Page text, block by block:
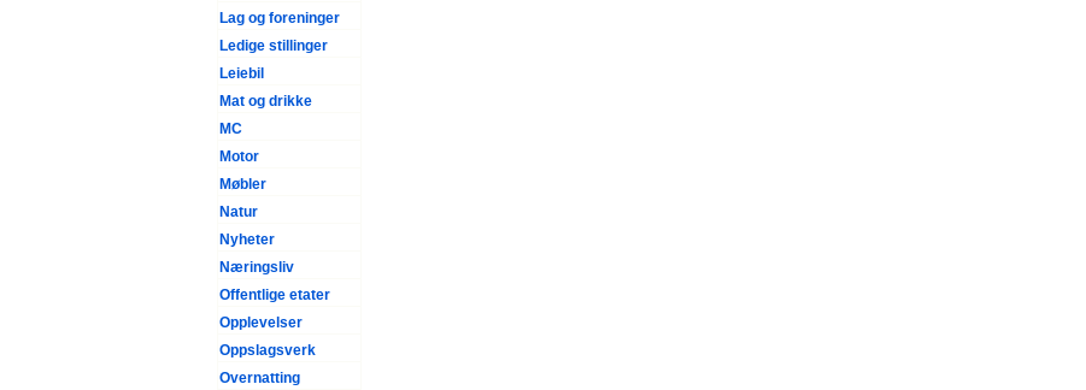
Lag og foreninger
Ledige stillinger
Leiebil
Mat og drikke
MC
Motor
Møbler
Natur
Nyheter
Næringsliv
Offentlige etater
Opplevelser
Oppslagsverk
Overnatting